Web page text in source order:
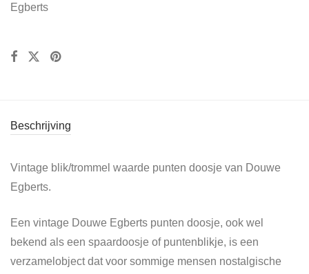
Egberts
Beschrijving
Vintage blik/trommel waarde punten doosje van Douwe
Egberts.
Een vintage Douwe Egberts punten doosje, ook wel
bekend als een spaardoosje of puntenblikje, is een
verzamelobject dat voor sommige mensen nostalgische